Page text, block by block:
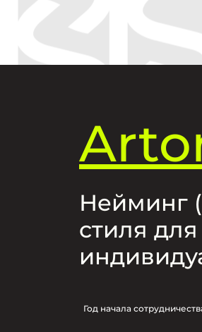
Нейминг
стиля
Год начала